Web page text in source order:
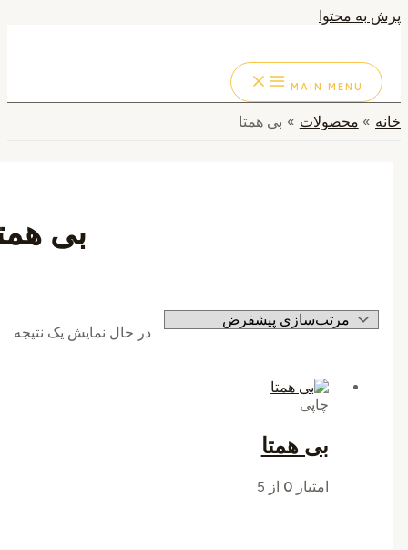
به محتوا
MAIN MENU
محصولات بی همتا
بی همتا
در حال نمایش یک نتیجه
چاپی
بی همتا
امتیاز0از 5